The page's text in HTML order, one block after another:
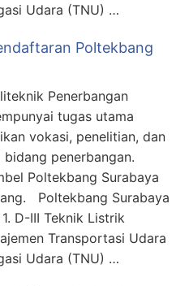
Udara (TNU) …
Poltekbang
Penerbangan
tugas utama
vokasi, penelitian, dan
penerbangan.
Poltekbang Surabaya
Poltekbang Surabaya
D-III Teknik Listrik
Transportasi Udara
Udara (TNU) …